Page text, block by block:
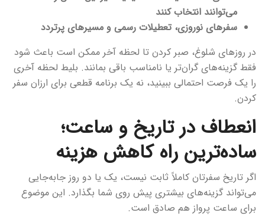
می‌توانند انتخاب کنند
سفرهای نوروزی، تعطیلات رسمی و مسیرهای پرتردد
در روزهای شلوغ، صبر کردن تا لحظه آخر ممکن است باعث شود
فقط گزینه‌های گران‌تر یا نامناسب باقی بمانند. بلیط لحظه آخری
را یک فرصت احتمالی ببینید، نه یک برنامه قطعی برای ارزان سفر
کردن.
انعطاف در تاریخ و ساعت؛
ساده‌ترین راه کاهش هزینه
اگر تاریخ سفرتان کاملاً ثابت نیست، یک یا دو روز جابه‌جایی
می‌تواند گزینه‌های بیشتری پیش روی شما بگذارد. این موضوع
برای ساعت پرواز هم صادق است.